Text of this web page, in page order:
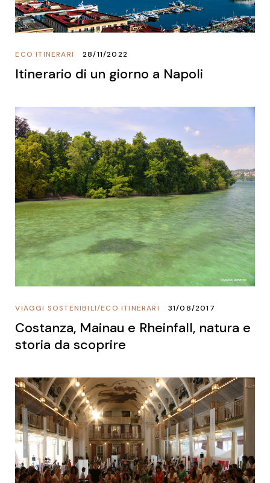
ECO ITINERARI 28/11/2022
Itinerario di un giorno a Napoli
ECO ITINERARI
/
VIAGGI SOSTENIBILI 31/08/2017
Costanza, Mainau e Rheinfall, natura e
storia da scoprire